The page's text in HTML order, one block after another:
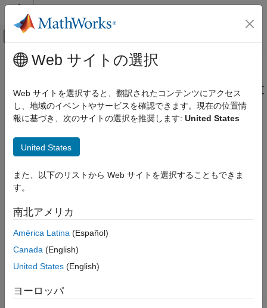
コンテンツへスキップ
オフキャンバス ナビゲーション メ
ドキュメンテーションのホーム
航空宇宙、防衛
UAV Toolbox
UAV Toolbox Support Package for PX4
Autopilots
Develop Algorithms and Deploy on PX4
Autopilot
Serial Port Names and Corresponding
Labels on PX4 Flight Controller Boards
メインコンテンツ
Serial Port Names and
Corresponding Labels onPX4Flight
Controller Boards
ThePX4 Serial Receive and PX4 Serial Transmit
Toolbox Support Package for PX4
controller board.
PX4 flight controller board to the UART/USART port numbers
Port Numbers for Cube Blue H7
Labels
Web サイトの選択
Web サイトを選択すると、翻訳されたコンテンツにアクセス
し、地域のイベントやサービスを確認できます。現在の位置情
報に基づき、次のサイトの選択を推奨します: United States
United States
また、以下のリストから Web サイトを選択することもできま
す。
南北アメリカ
América Latina (Español)
Canada (English)
United States (English)
ヨーロッパ